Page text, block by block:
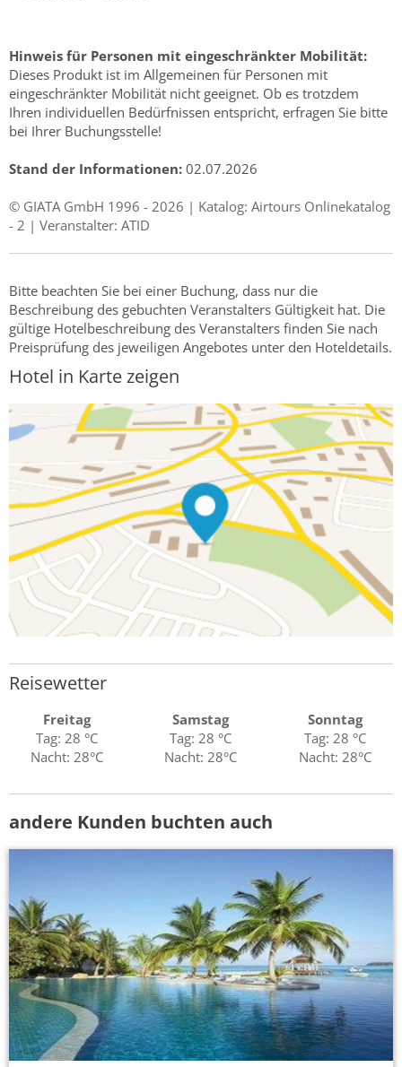
Hinweis für Personen mit eingeschränkter Mobilität:
Dieses Produkt ist im Allgemeinen für Personen mit
eingeschränkter Mobilität nicht geeignet. Ob es trotzdem
Ihren individuellen Bedürfnissen entspricht, erfragen Sie bitte
bei Ihrer Buchungsstelle!
Stand der Informationen: 02.07.2026
© GIATA GmbH 1996 - 2026 | Katalog: Airtours Onlinekatalog
- 2 | Veranstalter: ATID
Bitte beachten Sie bei einer Buchung, dass nur die
Beschreibung des gebuchten Veranstalters Gültigkeit hat. Die
gültige Hotelbeschreibung des Veranstalters finden Sie nach
Preisprüfung des jeweiligen Angebotes unter den Hoteldetails.
Hotel in Karte zeigen
Reisewetter
Freitag
Tag: 28 °C
Nacht: 28°C
Samstag
Tag: 28 °C
Nacht: 28°C
Sonntag
Tag: 28 °C
Nacht: 28°C
andere Kunden buchten auch